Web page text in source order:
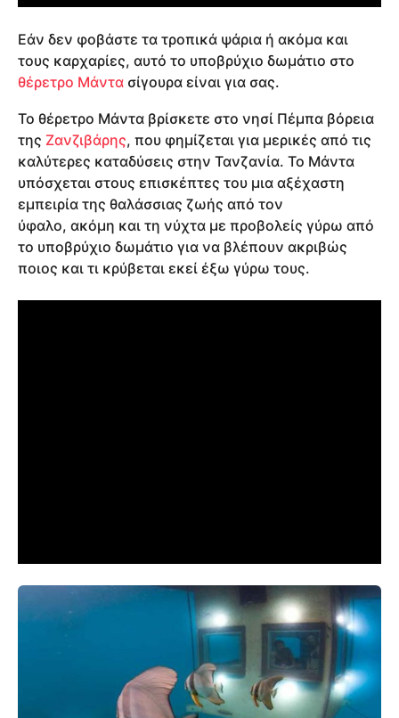
Εάν δεν φοβάστε τα τροπικά ψάρια ή ακόμα και
τους καρχαρίες, αυτό το υποβρύχιο δωμάτιο στο
θέρετρο Μάντα σίγουρα είναι για σας.
Το θέρετρο Μάντα βρίσκετε στο νησί Πέμπα βόρεια
της Ζανζιβάρης, που φημίζεται για μερικές από τις
καλύτερες καταδύσεις στην Τανζανία. Το Μάντα
υπόσχεται στους επισκέπτες του μια αξέχαστη
εμπειρία της θαλάσσιας ζωής από τον
ύφαλο, ακόμη και τη νύχτα με προβολείς γύρω από
το υποβρύχιο δωμάτιο για να βλέπουν ακριβώς
ποιος και τι κρύβεται εκεί έξω γύρω τους.